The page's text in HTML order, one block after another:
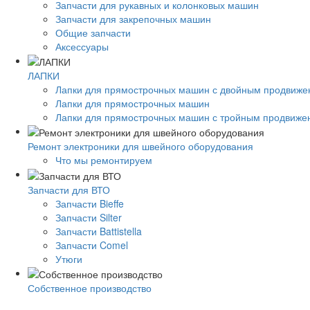
Запчасти для рукавных и колонковых машин
Запчасти для закрепочных машин
Общие запчасти
Аксессуары
ЛАПКИ
Лапки для прямострочных машин с двойным
Лапки для прямострочных машин
Лапки для прямострочных машин с тройным
Ремонт электроники для швейного оборудования
Что мы ремонтируем
Запчасти для ВТО
Запчасти Bieffe
Запчасти Silter
Запчасти Battistella
Запчасти Comel
Утюги
Собственное производство